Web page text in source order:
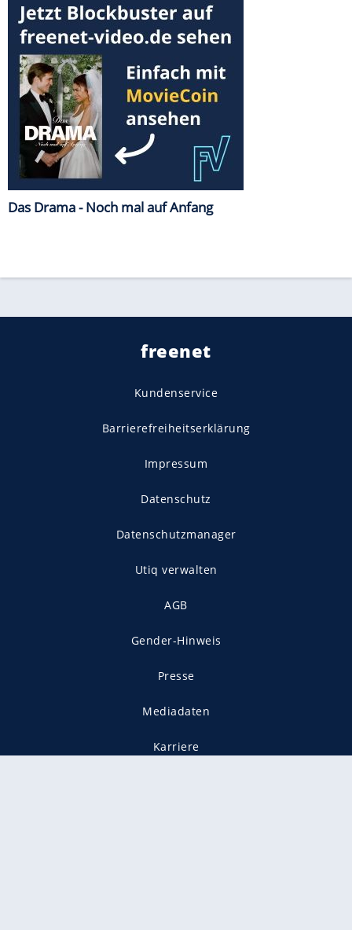
Das Drama - Noch mal auf Anfang
freenet
Kundenservice
Barrierefreiheitserklärung
Impressum
Datenschutz
Datenschutzmanager
Utiq verwalten
AGB
Gender-Hinweis
Presse
Mediadaten
Karriere